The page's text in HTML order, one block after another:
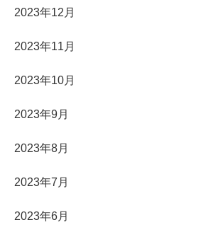
2023年12月
2023年11月
2023年10月
2023年9月
2023年8月
2023年7月
2023年6月